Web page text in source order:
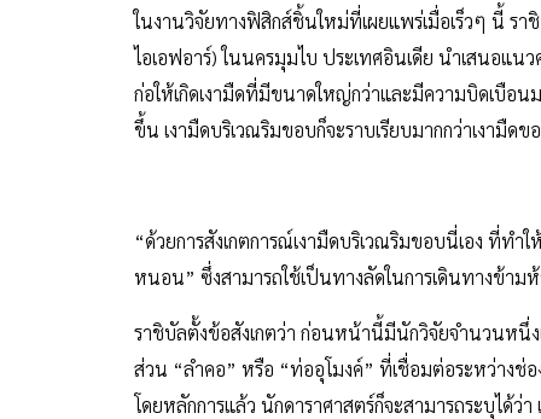
ในงานวิจัยทางฟิสิกส์ชิ้นใหม่ที่เผยแพร่เมื่อเร็วๆ นี้ ร
ไอเอฟอาร์) ในนครมุมไบ ประเทศอินเดีย นำเสนอแน
ก่อให้เกิดเงามืดที่มีขนาดใหญ่กว่าและมีความบิดเบือ
ขึ้น เงามืดบริเวณริมขอบก็จะราบเรียบมากกว่าเงามื
“ด้วยการสังเกตการณ์เงามืดบริเวณริมขอบนี่เอง ที่ทำ
หนอน” ซึ่งสามารถใช้เป็นทางลัดในการเดินทางข้าม
ราชิบัลตั้งข้อสังเกตว่า ก่อนหน้านี้มีนักวิจัยจำนวนห
ส่วน “ลำคอ” หรือ “ท่ออุโมงค์” ที่เชื่อมต่อระหว่างช่
โดยหลักการแล้ว นักดาราศาสตร์ก็จะสามารถระบุได้